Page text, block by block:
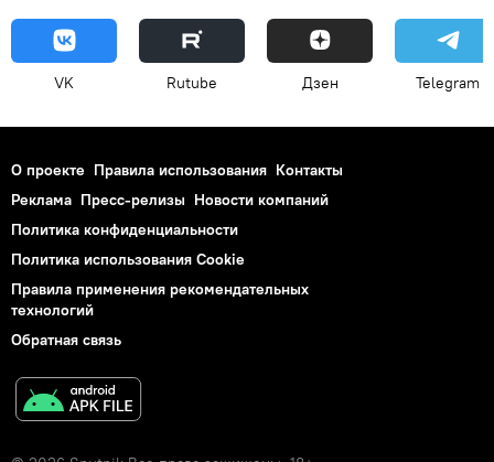
VK Rutube Дзен Telegram
О проекте Правила использования Контакты
Реклама Пресс-релизы Новости компаний
Политика конфиденциальности
Политика использования Cookie
Правила применения рекомендательных
технологий
Обратная связь